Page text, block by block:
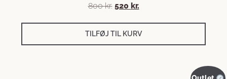
800kr. 520 kr.
TILFØJ TIL KURV